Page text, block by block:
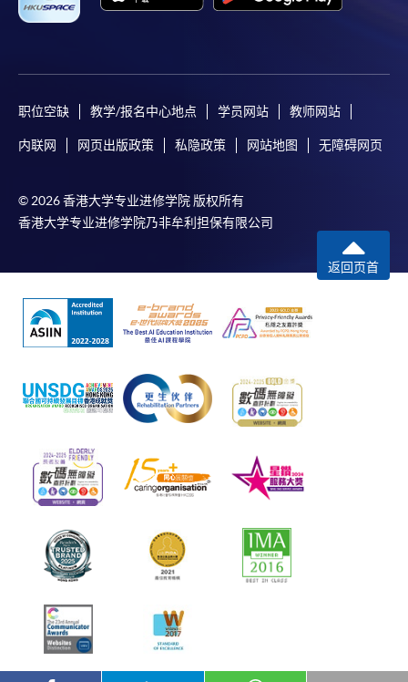
职位空缺 教学/报名中心地点 学员网站 教师网站
内联网 网页出版政策 私隐政策 网站地图 无障碍网页
© 2026 香港大学专业进修学院 版权所有
香港大学专业进修学院乃非牟利担保有限公司
返回页首